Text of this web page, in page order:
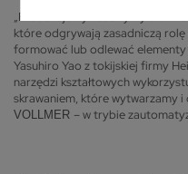
„Produkujemy i ostrzymy dla
które odgrywają zasadniczą
formować lub odlewać elementy
Yasuhiro Yao z tokijskiej firmy
narzędzi kształtowych
skrawaniem, które wytwarzamy
VOLLMER – w trybie